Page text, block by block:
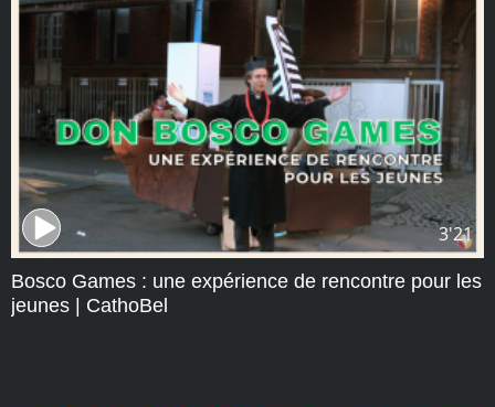
3'21
Bosco Games : une expérience de rencontre pour les
jeunes | CathoBel